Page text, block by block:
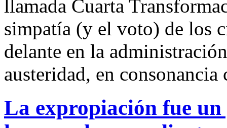
llamada Cuarta
simpatía (y el voto) de los
delante en la
austeridad, en
La expropiación fue